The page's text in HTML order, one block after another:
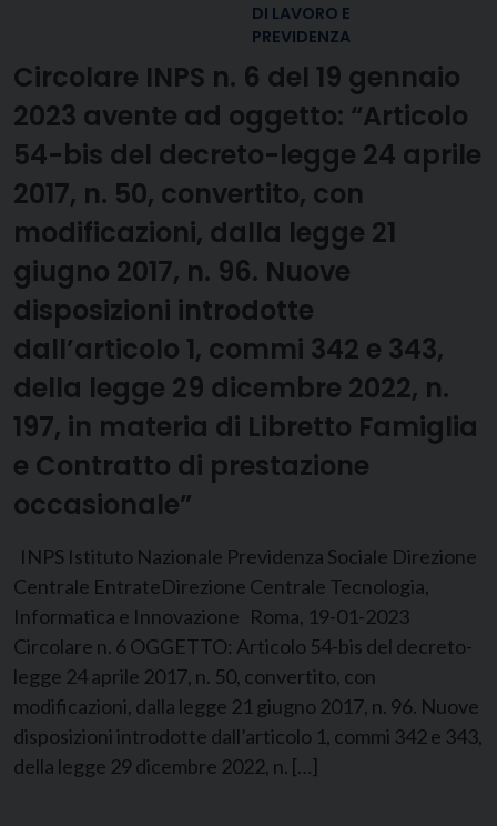
DI LAVORO E
PREVIDENZA
Circolare INPS n. 6 del 19 gennaio
2023 avente ad oggetto: “Articolo
54-bis del decreto-legge 24 aprile
2017, n. 50, convertito, con
modificazioni, dalla legge 21
giugno 2017, n. 96. Nuove
disposizioni introdotte
dall’articolo 1, commi 342 e 343,
della legge 29 dicembre 2022, n.
197, in materia di Libretto Famiglia
e Contratto di prestazione
occasionale”
INPS Istituto Nazionale Previdenza Sociale Direzione
Centrale EntrateDirezione Centrale Tecnologia,
Informatica e Innovazione Roma, 19-01-2023
Circolare n. 6 OGGETTO: Articolo 54-bis del decreto-
legge 24 aprile 2017, n. 50, convertito, con
modificazioni, dalla legge 21 giugno 2017, n. 96. Nuove
disposizioni introdotte dall’articolo 1, commi 342 e 343,
della legge 29 dicembre 2022, n. […]